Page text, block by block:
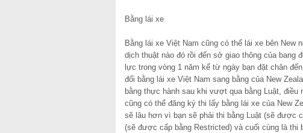
Bằng lái xe
Bằng lái xe Việt Nam cũng có thể lái xe bên New
dịch thuật nào đó rồi đến sở giao thông của bang
lực trong vòng 1 năm kể từ ngày bạn đặt chân
đổi bằng lái xe Việt Nam sang bằng của New
bằng thực hành sau khi vượt qua bằng Luật,
cũng có thể đăng ký thi lấy bằng lái xe của New
sẽ lâu hơn vì bạn sẽ phải thi bằng Luật (sẽ được
(sẽ được cấp bằng Restricted) và cuối cùng là thi